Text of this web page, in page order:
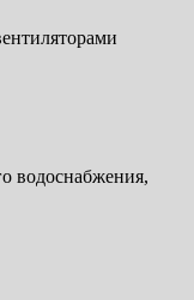
водоснабжения,